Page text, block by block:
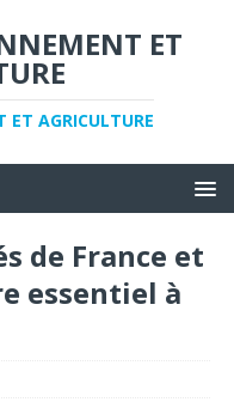
ET
ET AGRICULTURE
de France et
essentiel à